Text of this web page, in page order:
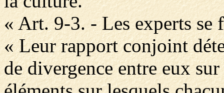
« Art. 9-3. - Les experts se
« Leur rapport conjoint
de divergence entre eux